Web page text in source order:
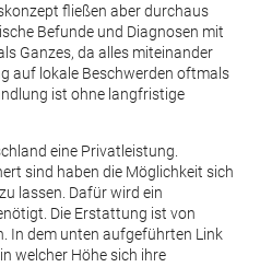
fließen aber durchaus
Befunde und Diagnosen mit
Ganzes, da alles miteinander
auf lokale Beschwerden oftmals
ist ohne langfristige
eine Privatleistung.
sind haben die Möglichkeit sich
lassen. Dafür wird ein
Die Erstattung ist von
In dem unten aufgeführten Link
welcher Höhe sich ihre